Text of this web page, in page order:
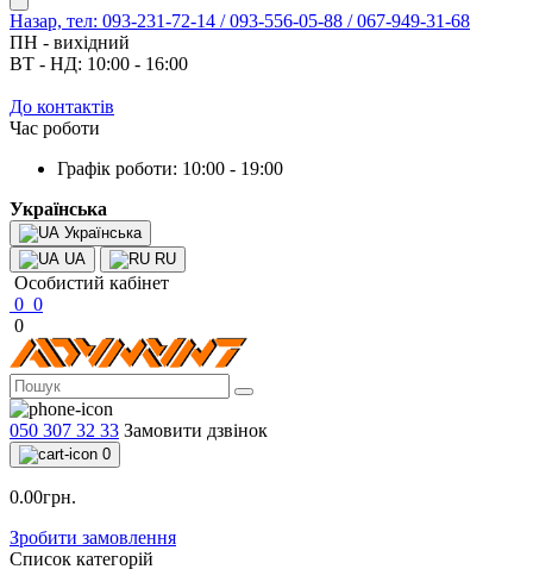
Назар, тел: 093-231-72-14 / 093-556-05-88 / 067-949-31-68
ПН - вихідний
ВТ - НД: 10:00 - 16:00
До контактів
Час роботи
Графік роботи: 10:00 - 19:00
Українська
Українська
UA
RU
Особистий кабінет
0 0
0
050 307 32 33 Замовити дзвінок
0
0.00грн.
Зробити замовлення
Список категорій